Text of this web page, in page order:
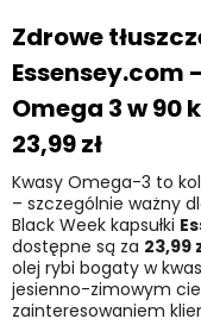
Zdrowe
Essensey.com -
Omega 3 w 90
23,99 zł
Kwasy Omega-3 to
– szczególnie ważny
Black Week kapsułki
dostępne są za 23,99
olej rybi bogaty w
jesienno-zimowym
zainteresowaniem